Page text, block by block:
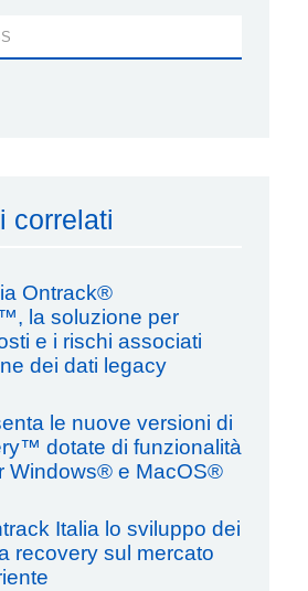
correlati
Ontrack®
la soluzione per
e i rischi associati
dei dati legacy
le nuove versioni di
dotate di funzionalità
Windows® e MacOS®
Italia lo sviluppo dei
recovery sul mercato